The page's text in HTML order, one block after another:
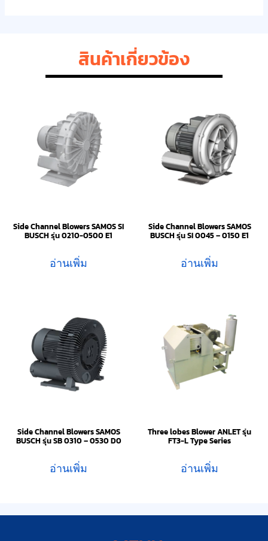
สินค้าเกี่ยวข้อง
Side Channel Blowers SAMOS SI
BUSCH รุ่น 0210-0500 E1
อ่านเพิ่ม
Side Channel Blowers SAMOS
BUSCH รุ่น SI 0045 – 0150 E1
อ่านเพิ่ม
Side Channel Blowers SAMOS
BUSCH รุ่น SB 0310 – 0530 D0
อ่านเพิ่ม
Three lobes Blower ANLET รุ่น
FT3-L Type Series
อ่านเพิ่ม